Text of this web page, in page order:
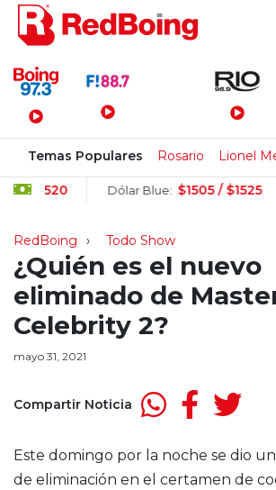
Menú Principal
Temas Populares Rosario Lionel
Dólar Blue: $1505 / $1525
RedBoing Todo Show
¿Quién es el nuevo
eliminado de
Celebrity 2?
mayo 31, 2021
Compartir Noticia
Este domingo por la noche se dio
de eliminación en el certamen de